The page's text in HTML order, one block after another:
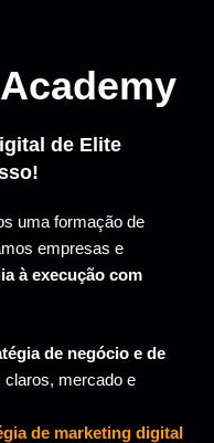
de Elite
uma formação de
empresas e
à execução com
de negócio e de
claros, mercado e
de marketing digital